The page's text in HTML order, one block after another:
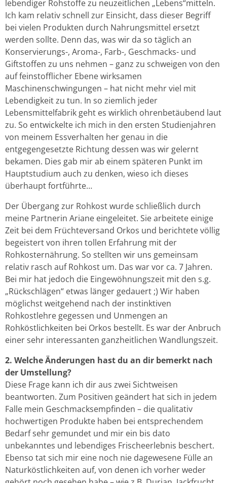
lebendiger Rohstoffe zu neuzeitlichen „Lebens“mitteln.
Ich kam relativ schnell zur Einsicht, dass dieser Begriff
bei vielen Produkten durch Nahrungsmittel ersetzt
werden sollte. Denn das, was wir da so täglich an
Konservierungs-, Aroma-, Farb-, Geschmacks- und
Giftstoffen zu uns nehmen – ganz zu schweigen von den
auf feinstofflicher Ebene wirksamen
Maschinenschwingungen – hat nicht mehr viel mit
Lebendigkeit zu tun. In so ziemlich jeder
Lebensmittelfabrik geht es wirklich ohrenbetäubend laut
zu. So entwickelte ich mich in den ersten Studienjahren
von meinem Essverhalten her genau in die
entgegengesetzte Richtung dessen was wir gelernt
bekamen. Dies gab mir ab einem späteren Punkt im
Hauptstudium auch zu denken, wieso ich dieses
überhaupt fortführte…
Der Übergang zur Rohkost wurde schließlich durch
meine Partnerin Ariane eingeleitet. Sie arbeitete einige
Zeit bei dem Früchteversand Orkos und berichtete völlig
begeistert von ihren tollen Erfahrung mit der
Rohkosternährung. So stellten wir uns gemeinsam
relativ rasch auf Rohkost um. Das war vor ca. 7 Jahren.
Bei mir hat jedoch die Eingewöhnungszeit mit den s.g.
„Rückschlägen“ etwas länger gedauert ;) Wir haben
möglichst weitgehend nach der instinktiven
Rohkostlehre gegessen und Unmengen an
Rohköstlichkeiten bei Orkos bestellt. Es war der Anbruch
einer sehr interessanten ganzheitlichen Wandlungszeit.
2. Welche Änderungen hast du an dir bemerkt nach
der Umstellung?
Diese Frage kann ich dir aus zwei Sichtweisen
beantworten. Zum Positiven geändert hat sich in jedem
Falle mein Geschmacksempfinden – die qualitativ
hochwertigen Produkte haben bei entsprechendem
Bedarf sehr gemundet und mir ein bis dato
unbekanntes und lebendiges Frischeerlebnis beschert.
Ebenso tat sich mir eine noch nie dagewesene Fülle an
Naturköstlichkeiten auf, von denen ich vorher weder